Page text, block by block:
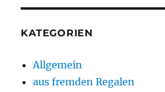
KATEGORIEN
Allgemein
aus fremden Regalen